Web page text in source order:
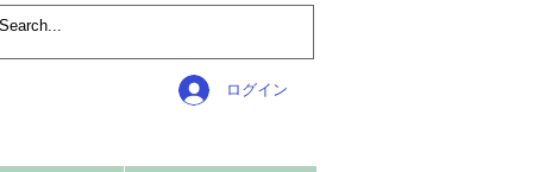
ログイン